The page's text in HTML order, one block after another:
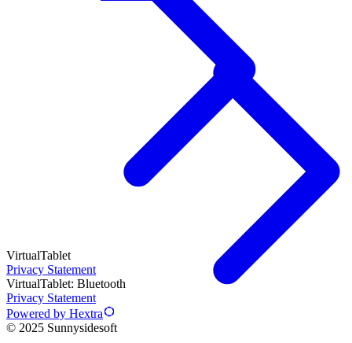
VirtualTablet
Privacy Statement
VirtualTablet: Bluetooth
Privacy Statement
Powered by Hextra
© 2025 Sunnysidesoft